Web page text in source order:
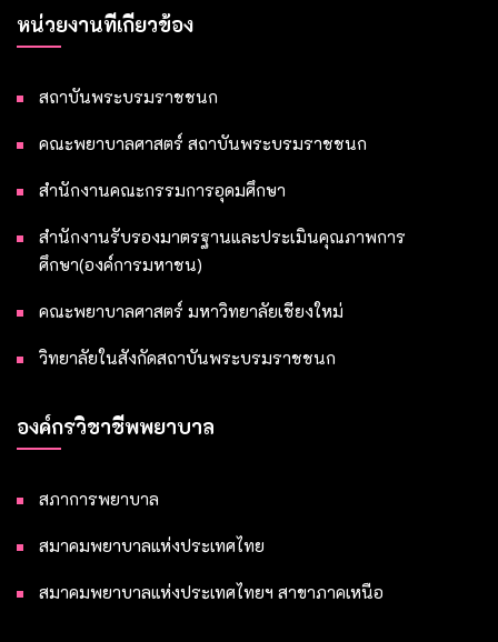
หน่วยงานที่เกี่ยวข้อง
สถาบันพระบรมราชชนก
คณะพยาบาลศาสตร์ สถาบันพระบรมราชชนก
สำนักงานคณะกรรมการอุดมศึกษา
สำนักงานรับรองมาตรฐานและประเมินคุณภาพการ
ศึกษา(องค์การมหาชน)
คณะพยาบาลศาสตร์ มหาวิทยาลัยเชียงใหม่
วิทยาลัยในสังกัดสถาบันพระบรมราชชนก
องค์กรวิชาชีพพยาบาล
สภาการพยาบาล
สมาคมพยาบาลแห่งประเทศไทย
สมาคมพยาบาลแห่งประเทศไทยฯ สาขาภาคเหนือ